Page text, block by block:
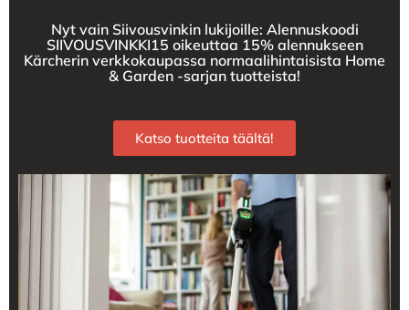
Nyt vain Siivousvinkin lukijoille: Alennuskoodi
SIIVOUSVINKKI15 oikeuttaa 15% alennukseen
Kärcherin verkkokaupassa normaalihintaisista Home
& Garden -sarjan tuotteista!
Katso tuotteita täältä!